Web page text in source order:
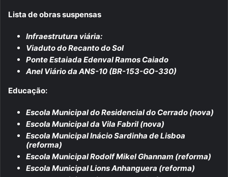
Lista de obras suspensas
Infraestrutura viária:
Viaduto do Recanto do Sol
Ponte Estaiada Edenval Ramos Caiado
Anel Viário da ANS-10 (BR-153-GO-330)
Educação:
Escola Municipal do Residencial do Cerrado (nova)
Escola Municipal da Vila Fabril (nova)
Escola Municipal Inácio Sardinha de Lisboa
(reforma)
Escola Municipal Rodolf Mikel Ghannam (reforma)
Escola Municipal Lions Anhanguera (reforma)